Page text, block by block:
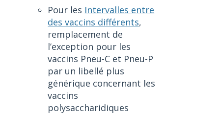
Pour les Intervalles entre
des vaccins différents,
remplacement de
l’exception pour les
vaccins Pneu-C et Pneu-P
par un libellé plus
générique concernant les
vaccins
polysaccharidiques